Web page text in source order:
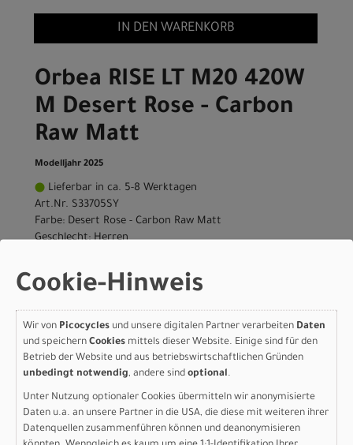
IN DEN WARENKORB
Orbea RISE LT M20 420W
M Desert Rose - Carbon
Raw Matt
Modelljahr 2025
Lieferbar in ca. 5-8 Werktagen
Art.Nr. S33705SY
Farbe: Desert Rose - Carbon Raw Matt
Geschlecht: Herren
pro Stück (inkl. MwSt. zzgl.
Versandkosten für
Grossartikel)
IN DEN WARENKORB
Orbea RISE LT M20 420W
XL Desert Rose - Carbon
Cookie-Hinweis
Wir von Picocycles und unsere digitalen Partner verarbeiten Daten
und speichern Cookies mittels dieser Website. Einige sind für den
Betrieb der Website und aus betriebswirtschaftlichen Gründen
unbedingt notwendig, andere sind optional.
Unter Nutzung optionaler Cookies übermitteln wir anonymisierte
Daten u.a. an unsere Partner in die USA, die diese mit weiteren ihrer
Datenquellen zusammenführen können und deanonymisieren